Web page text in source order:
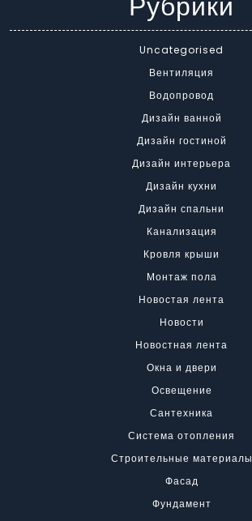
Uncategorised
Вентиляция
Водопровод
Дизайн ванной
Дизайн гостиной
Дизайн интерьера
Дизайн кухни
Дизайн спальни
Канализация
Кровля крыши
Монтаж пола
Новостая лента
Новости
Новостная лента
Окна и двери
Освещение
Сантехника
Система отопления
Строительные материалы
Фасад
Фундамент